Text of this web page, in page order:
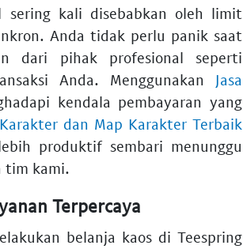
sering kali disebabkan oleh limit
Anda tidak perlu panik saat
dari pihak profesional seperti
Anda. Menggunakan Jasa
kendala pembayaran yang
dan Map Karakter Terbaik
produktif sembari menunggu
tim kami.
Terpercaya
belanja kaos di Teespring